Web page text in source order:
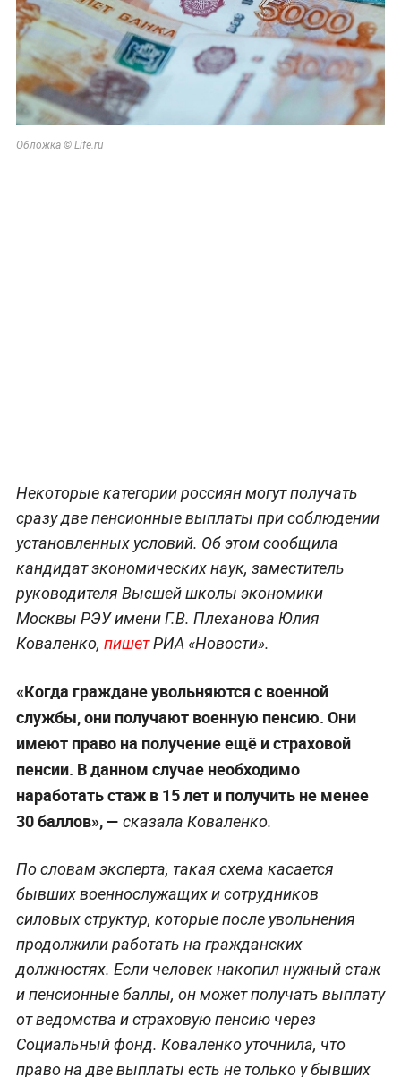
Обложка © Life.ru
Некоторые категории россиян могут получать
сразу две пенсионные выплаты при соблюдении
установленных условий. Об этом сообщила
кандидат экономических наук, заместитель
руководителя Высшей школы экономики
Москвы РЭУ имени Г.В. Плеханова Юлия
Коваленко, пишетРИА «Новости».
«Когда граждане увольняются с военной
службы, они получают военную пенсию. Они
имеют право на получение ещё и страховой
пенсии. В данном случае необходимо
наработать стаж в 15 лет и получить не менее
30 баллов», — сказала Коваленко.
По словам эксперта, такая схема касается
бывших военнослужащих и сотрудников
силовых структур, которые после увольнения
продолжили работать на гражданских
должностях. Если человек накопил нужный стаж
и пенсионные баллы, он может получать выплату
от ведомства и страховую пенсию через
Социальный фонд. Коваленко уточнила, что
право на две выплаты есть не только у бывших